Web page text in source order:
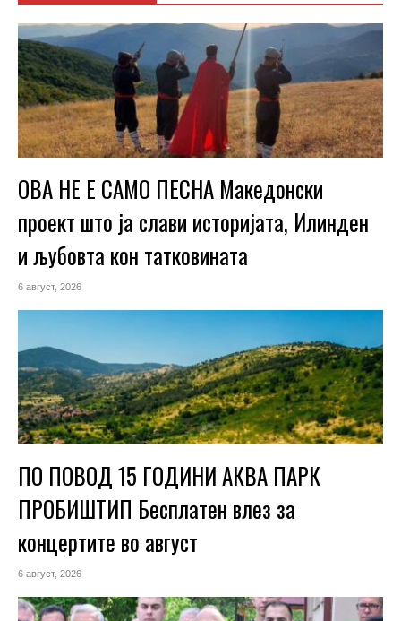
ОВА НЕ Е САМО ПЕСНА Македонски
проект што ја слави историјата, Илинден
и љубовта кон татковината
6 август, 2026
ПО ПОВОД 15 ГОДИНИ АКВА ПАРК
ПРОБИШТИП Бесплатен влез за
концертите во август
6 август, 2026